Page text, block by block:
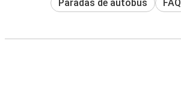
Paradas de autobús FAQ